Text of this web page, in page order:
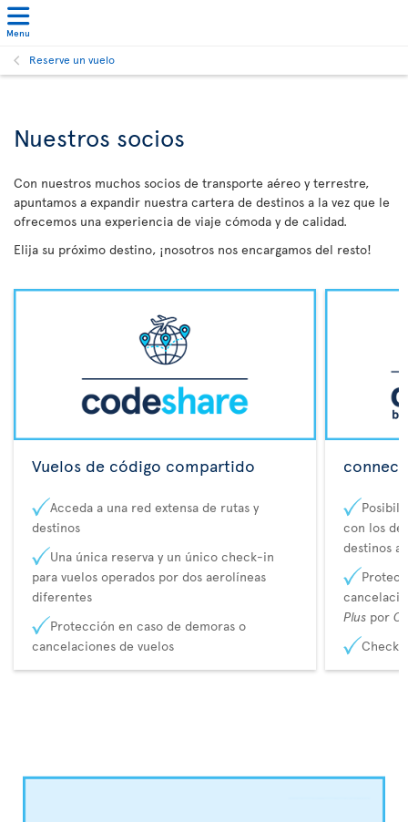
Menu
Reserve un vuelo
Nuestros socios
Con nuestros muchos socios de transporte aéreo y terrestre,
apuntamos a expandir nuestra cartera de destinos a la vez que le
ofrecemos una experiencia de viaje cómoda y de calidad.
Elija su próximo destino, ¡nosotros nos encargamos del resto!
Vuelos de código compartido
Acceda a una red extensa de rutas y
destinos
Una única reserva y un único check-in
para vuelos operados por dos aerolíneas
diferentes
Protección en caso de demoras o
cancelaciones de vuelos
con los de
destinos
Plus por
Check-